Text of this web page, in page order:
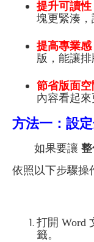
提升可讀性
塊更緊湊，
提高專業感
版，能讓排
節省版面空
內容看起來
方法一：設
如果要讓
依照以下步驟操
打開 Word
籤。